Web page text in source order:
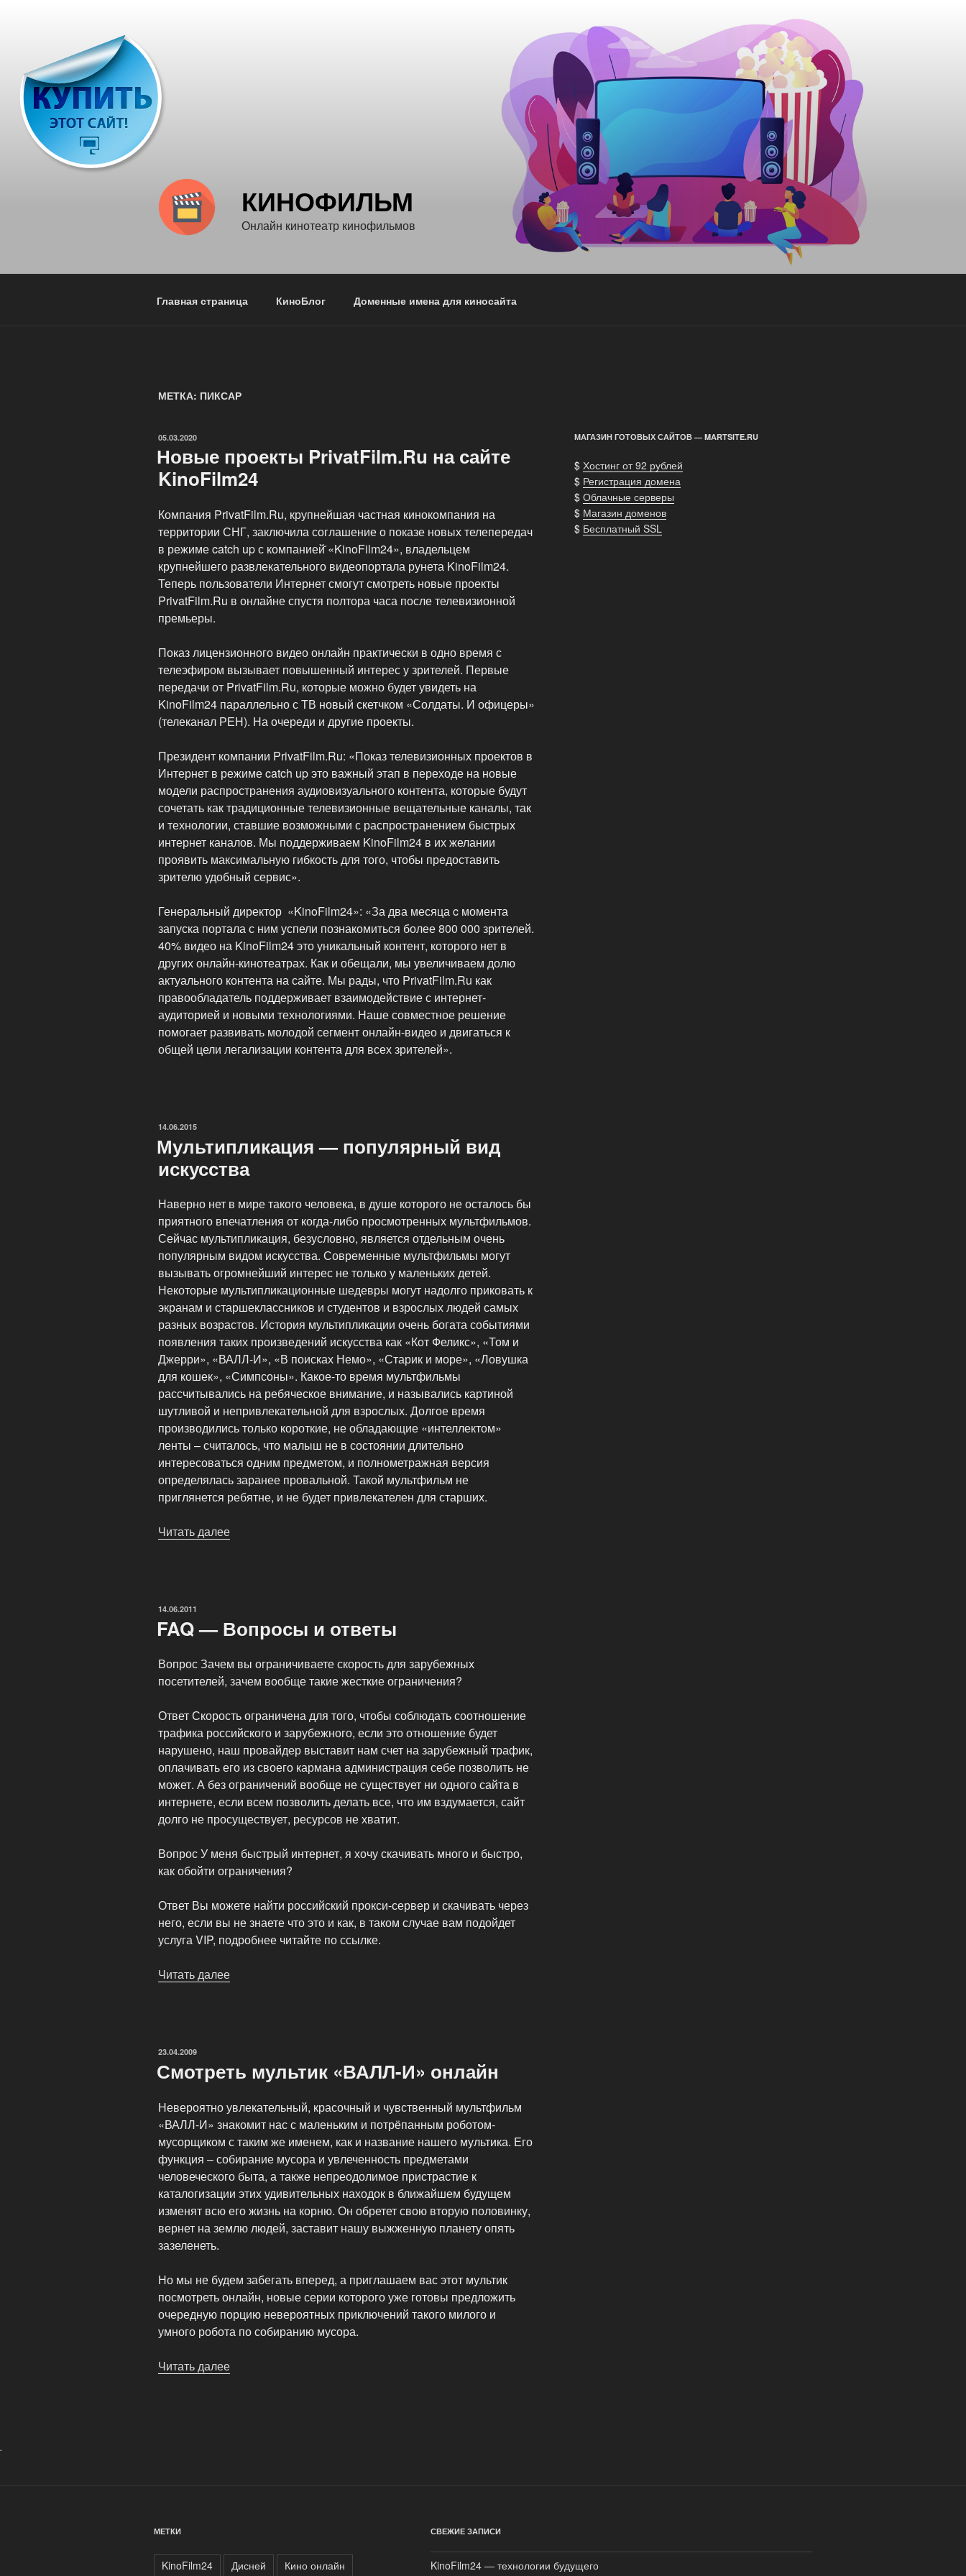
КИНОФИЛЬМ
Онлайн кинотеатр кинофильмов
Главная страница КиноБлог Доменные имена для киносайта
МЕТКА: ПИКСАР
ОПУБЛИКОВАНО
05.03.2020
Новые проекты PrivatFilm.Ru на сайте
KinoFilm24
Компания PrivatFilm.Ru, крупнейшая частная кинокомпания на
территории СНГ, заключила соглашение о показе новых телепередач
в режиме catch up с компанией̆ «KinoFilm24», владельцем
крупнейшего развлекательного видеопортала рунета KinoFilm24.
Теперь пользователи Интернет смогут смотреть новые проекты
PrivatFilm.Ru в онлайне спустя полтора часа после телевизионной
премьеры.
Показ лицензионного видео онлайн практически в одно время с
телеэфиром вызывает повышенный интерес у зрителей. Первые
передачи от PrivatFilm.Ru, которые можно будет увидеть на
KinoFilm24 параллельно с ТВ новый скетчком «Солдаты. И офицеры»
(телеканал РЕН). На очереди и другие проекты.
Президент компании PrivatFilm.Ru: «Показ телевизионных проектов в
Интернет в режиме catch up это важный этап в переходе на новые
модели распространения аудиовизуального контента, которые будут
сочетать как традиционные телевизионные вещательные каналы, так
и технологии, ставшие возможными с распространением быстрых
интернет каналов. Мы поддерживаем KinoFilm24 в их желании
проявить максимальную гибкость для того, чтобы предоставить
зрителю удобный сервис».
Генеральный директор «KinoFilm24»: «За два месяца c момента
запуска портала с ним успели познакомиться более 800 000 зрителей.
40% видео на KinoFilm24 это уникальный контент, которого нет в
других онлайн-кинотеатрах. Как и обещали, мы увеличиваем долю
актуального контента на сайте. Мы рады, что PrivatFilm.Ru как
правообладатель поддерживает взаимодействие с интернет-
аудиторией и новыми технологиями. Наше совместное решение
помогает развивать молодой сегмент онлайн-видео и двигаться к
общей цели легализации контента для всех зрителей».
ОПУБЛИКОВАНО
14.06.2015
Мультипликация — популярный вид
искусства
Наверно нет в мире такого человека, в душе которого не осталось бы
приятного впечатления от когда-либо просмотренных мультфильмов.
Сейчас мультипликация, безусловно, является отдельным очень
популярным видом искусства. Современные мультфильмы могут
вызывать огромнейший интерес не только у маленьких детей.
Некоторые мультипликационные шедевры могут надолго приковать к
экранам и старшеклассников и студентов и взрослых людей самых
разных возрастов. История мультипликации очень богата событиями
появления таких произведений искусства как «Кот Феликс», «Том и
Джерри», «ВАЛЛ-И», «В поисках Немо», «Старик и море», «Ловушка
для кошек», «Симпсоны». Какое-то время мультфильмы
рассчитывались на ребяческое внимание, и назывались картиной
шутливой и непривлекательной для взрослых. Долгое время
производились только короткие, не обладающие «интеллектом»
ленты – считалось, что малыш не в состоянии длительно
интересоваться одним предметом, и полнометражная версия
определялась заранее провальной. Такой мультфильм не
приглянется ребятне, и не будет привлекателен для старших.
Читать далее
ОПУБЛИКОВАНО
14.06.2011
FAQ — Вопросы и ответы
Вопрос Зачем вы ограничиваете скорость для зарубежных
посетителей, зачем вообще такие жесткие ограничения?
Ответ Скорость ограничена для того, чтобы соблюдать соотношение
трафика российского и зарубежного, если это отношение будет
нарушено, наш провайдер выставит нам счет на зарубежный трафик,
оплачивать его из своего кармана администрация себе позволить не
может. А без ограничений вообще не существует ни одного сайта в
интернете, если всем позволить делать все, что им вздумается, сайт
долго не просуществует, ресурсов не хватит.
Вопрос У меня быстрый интернет, я хочу скачивать много и быстро,
как обойти ограничения?
Ответ Вы можете найти российский прокси-сервер и скачивать через
него, если вы не знаете что это и как, в таком случае вам подойдет
услуга VIP, подробнее читайте по ссылке.
Читать далее
ОПУБЛИКОВАНО
23.04.2009
Смотреть мультик «ВАЛЛ-И» онлайн
Невероятно увлекательный, красочный и чувственный мультфильм
«ВАЛЛ-И» знакомит нас с маленьким и потрёпанным роботом-
мусорщиком с таким же именем, как и название нашего мультика. Его
функция – собирание мусора и увлеченность предметами
человеческого быта, а также непреодолимое пристрастие к
каталогизации этих удивительных находок в ближайшем будущем
изменят всю его жизнь на корню. Он обретет свою вторую половинку,
вернет на землю людей, заставит нашу выжженную планету опять
зазеленеть.
Но мы не будем забегать вперед, а приглашаем вас этот мультик
посмотреть онлайн, новые серии которого уже готовы предложить
очередную порцию невероятных приключений такого милого и
умного робота по собиранию мусора.
Читать далее
МАГАЗИН ГОТОВЫХ САЙТОВ — MARTSITE.RU
$ Хостинг от 92 рублей
$ Регистрация домена
$ Облачные серверы
$ Магазин доменов
$ Бесплатный SSL
.
МЕТКИ
KinoFilm24 Дисней Кино онлайн
СВЕЖИЕ ЗАПИСИ
KinoFilm24 — технологии будущего